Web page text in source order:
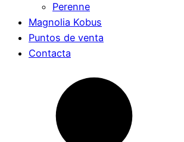
Perenne
Magnolia Kobus
Puntos de venta
Contacta